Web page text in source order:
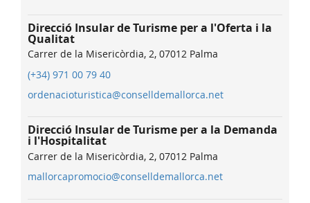
Direcció Insular de Turisme per a l'Oferta i la
Qualitat
Carrer de la Misericòrdia, 2, 07012 Palma
(+34) 971 00 79 40
ordenacioturistica@conselldemallorca.net
Direcció Insular de Turisme per a la Demanda
i l'Hospitalitat
Carrer de la Misericòrdia, 2, 07012 Palma
mallorcapromocio@conselldemallorca.net